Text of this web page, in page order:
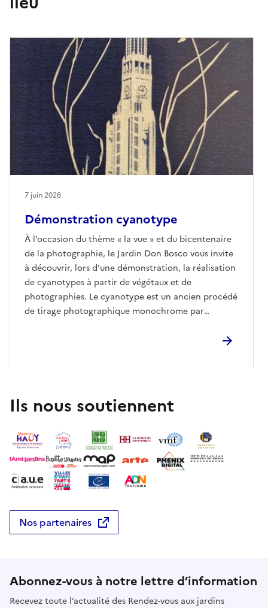
Démonstration cyanotype
À l’occasion du thème « la vue » et du bicentenaire
de la photographie, le Jardin Don Bosco vous invite
à découvrir, lors d’une démonstration, la réalisation
de cyanotypes à partir de végétaux et de
photographies. Le cyanotype est un ancien procédé
de tirage photographique monochrome par
de bleu cyan/bleu de Prusse grâce à des sels de fer
7 juin 2026
Ils nous soutiennent
Nos partenaires
Abonnez-vous à notre lettre d’information
Recevez toute l’actualité des Rendez-vous aux jardins